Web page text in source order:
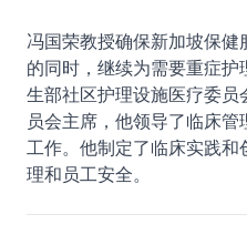
冯国荣教授确保新加坡保
的同时，继续为需要重症
生部社区护理设施医疗委
员会主席，他领导了临床
工作。他制定了临床实践
理和员工安全。